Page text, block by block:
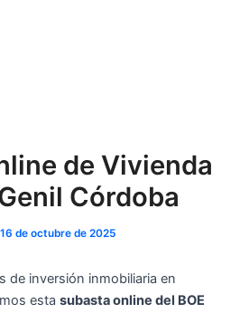
de Vivienda
Córdoba
16 de octubre de 2025
de inversión inmobiliaria en
esta subasta online del BOE